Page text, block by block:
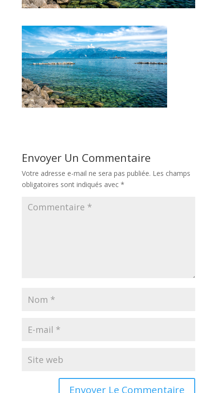
Envoyer Un Commentaire
Votre adresse e-mail ne sera pas publiée. Les champs
obligatoires sont indiqués avec *